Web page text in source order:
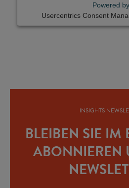
Powered by
Usercentrics Consent
INSIGHTS
BLEIBEN SIE IM
ABONNIEREN